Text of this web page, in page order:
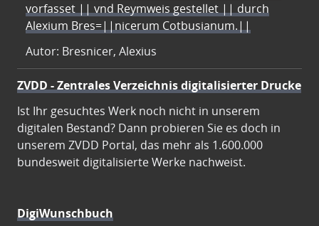
vorfasset || vnd Reymweis gestellet || durch
Alexium Bres=||nicerum Cotbusianum.||
Autor: Bresnicer, Alexius
ZVDD - Zentrales Verzeichnis digitalisierter Drucke
Ist Ihr gesuchtes Werk noch nicht in unserem
digitalen Bestand? Dann probieren Sie es doch in
unserem ZVDD Portal, das mehr als 1.600.000
bundesweit digitalisierte Werke nachweist.
DigiWunschbuch